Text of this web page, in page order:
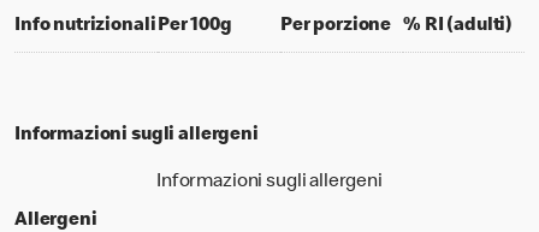
Info nutrizionaliPer 100gper 100 grams
Per porzioneper portion
% RI (adulti)
Informazioni sugli allergeni
Informazioni sugli allergeni
Allergeni